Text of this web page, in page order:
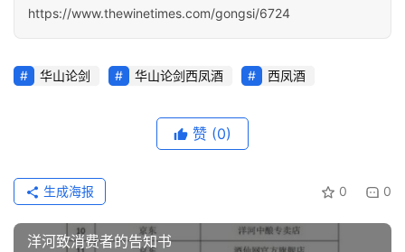
https://www.thewinetimes.com/gongsi/6724
华山论剑 华山论剑西凤酒 西凤酒
赞 (0)
0 0
生成海报
洋河致消费者的告知书